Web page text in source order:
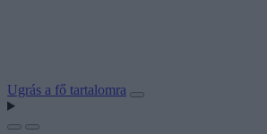
Ugrás a fő tartalomra